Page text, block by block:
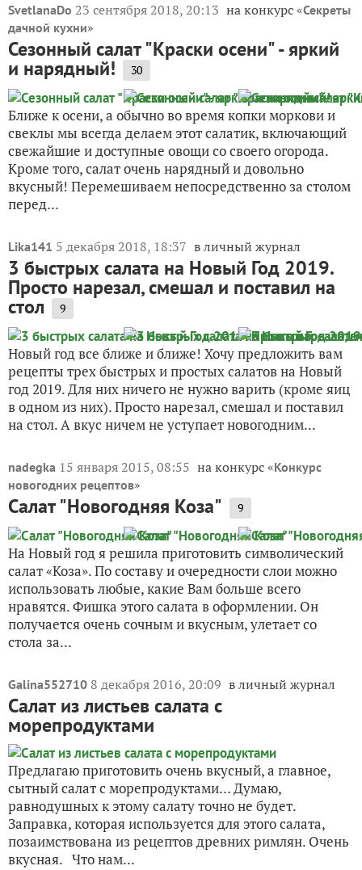
SvetlanaDo 23 сентября 2018, 20:13 на конкурс «Секреты
дачной кухни»
Сезонный салат "Краски осени" - яркий
и нарядный! 30
Ближе к осени, а обычно во время копки моркови и
свеклы мы всегда делаем этот салатик, включающий
свежайшие и доступные овощи со своего огорода.
Кроме того, салат очень нарядный и довольно
вкусный! Перемешиваем непосредственно за столом
перед...
Lika141 5 декабря 2018, 18:37 в личный журнал
3 быстрых салата на Новый Год 2019.
Просто нарезал, смешал и поставил на
стол 9
Новый год все ближе и ближе! Хочу предложить вам
рецепты трех быстрых и простых салатов на Новый
год 2019. Для них ничего не нужно варить (кроме яиц
в одном из них). Просто нарезал, смешал и поставил
на стол. А вкус ничем не уступает новогодним...
nadegka 15 января 2015, 08:55 на конкурс «Конкурс
новогодних рецептов»
Салат "Новогодняя Коза" 9
На Новый год я решила приготовить символический
салат «Коза». По составу и очередности слои можно
использовать любые, какие Вам больше всего
нравятся. Фишка этого салата в оформлении. Он
получается очень сочным и вкусным, улетает со
стола за...
Galina552710 8 декабря 2016, 20:09 в личный журнал
Салат из листьев салата с
морепродуктами
Предлагаю приготовить очень вкусный, а главное,
сытный салат с морепродуктами… Думаю,
равнодушных к этому салату точно не будет.
Заправка, которая используется для этого салата,
позаимствована из рецептов древних римлян. Очень
вкусная. Что нам...